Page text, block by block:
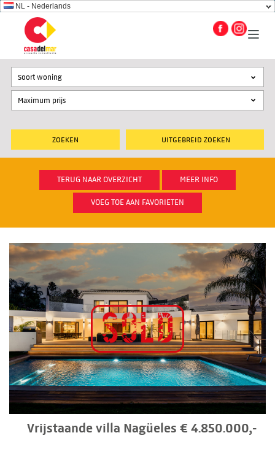
NL - Nederlands
UITGEBREID ZOEKEN
Soort woning
TERUG NAAR OVERZICHT MEER INFO
VOEG TOE AAN FAVORIETEN
Vrijstaande villa Nagüeles € 4.850.000,-